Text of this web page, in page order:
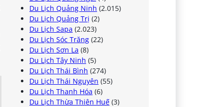
Du Lịch Quảng Ninh (2.015)
Du Lịch Quảng Trị (2)
Du Lịch Sapa (2.023)
Du Lịch Sóc Trăng (22)
Du Lịch Sơn La (8)
Du Lịch Tây Ninh (5)
Du Lịch Thái Bình (274)
Du Lịch Thái Nguyên (55)
Du Lịch Thanh Hóa (6)
Du Lịch Thừa Thiên Huế (3)